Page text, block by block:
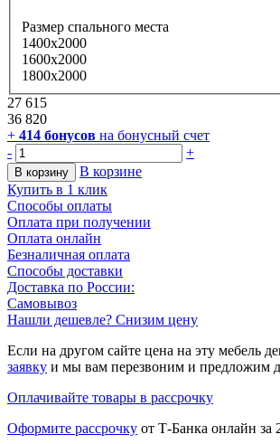
Размер спального места
1400х2000
1600х2000
1800х2000
27 615
36 820
+ 414 бонусов на бонусный счет
-
+
В корзину
В корзине
Купить в 1 клик
Способы оплаты
Оплата при получении
Оплата онлайн
Безналичная оплата
Способы доставки
Доставка по России:
Самовывоз
Нашли дешевле? Снизим цену
Если на другом сайте цена на эту мебель
заявку и мы вам перезвоним и предложим
Оплачивайте товары в рассрочку
Оформите рассрочку от Т-Банка онлайн за